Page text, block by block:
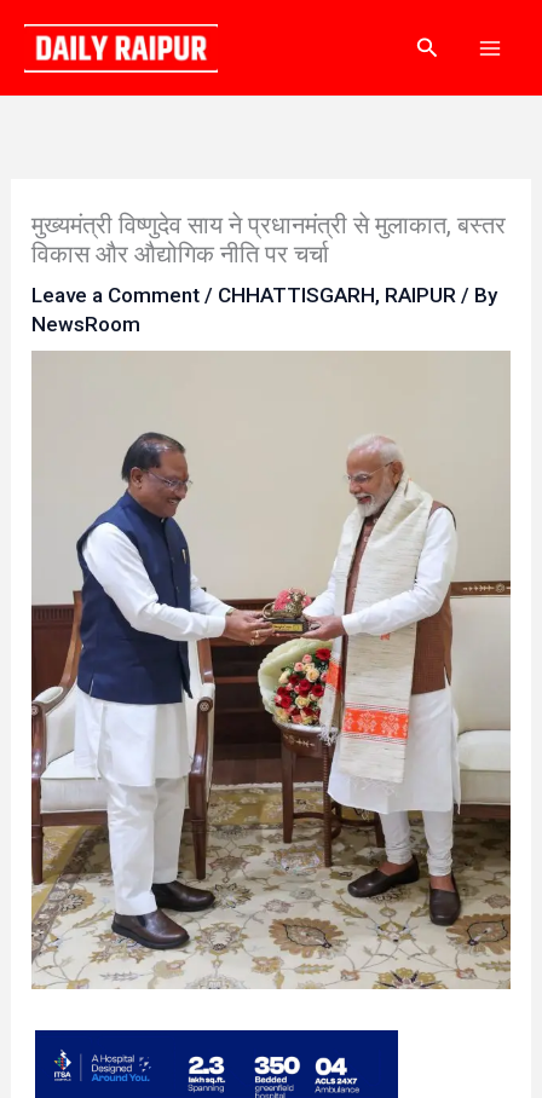
content
Search
मुख्यमंत्री विष्णुदेव साय ने प्रधानमंत्री से मुलाकात, बस्तर
विकास और औद्योगिक नीति पर चर्चा
Leave a Comment / CHHATTISGARH, RAIPUR / By
NewsRoom